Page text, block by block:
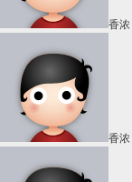
香浓
香浓